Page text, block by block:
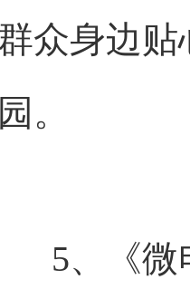
众身边
。
5、《微